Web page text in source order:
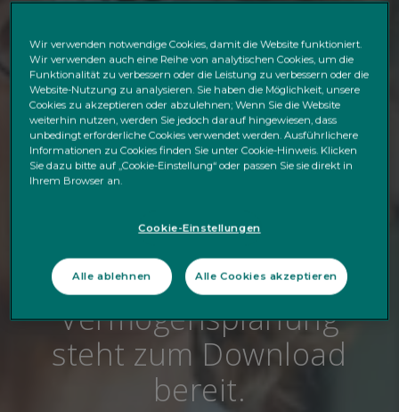
Ihr Leitfaden zur
Nachfolge- und
Vermögensplanung
steht zum Download
bereit.
Wir verwenden notwendige Cookies, damit die Website funktioniert.
Wir verwenden auch eine Reihe von analytischen Cookies, um die
Funktionalität zu verbessern oder die Leistung zu verbessern oder die
Website-Nutzung zu analysieren. Sie haben die Möglichkeit, unsere
Cookies zu akzeptieren oder abzulehnen; Wenn Sie die Website
weiterhin nutzen, werden Sie jedoch darauf hingewiesen, dass
unbedingt erforderliche Cookies verwendet werden. Ausführlichere
Informationen zu Cookies finden Sie unter Cookie-Hinweis. Klicken
Sie dazu bitte auf „Cookie-Einstellung“ oder passen Sie sie direkt in
Ihrem Browser an.
Cookie-Einstellungen
Alle ablehnen Alle Cookies akzeptieren